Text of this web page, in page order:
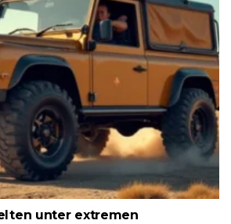
unter extremen